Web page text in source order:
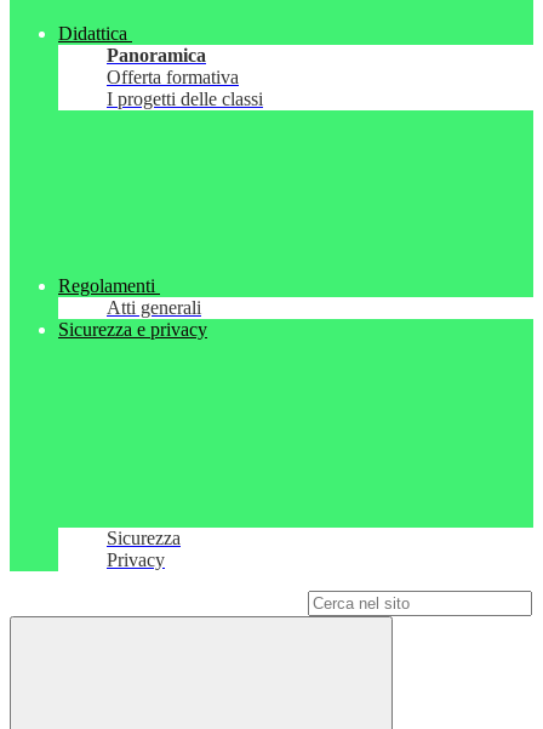
Didattica
Panoramica
Offerta formativa
I progetti delle classi
Regolamenti
Atti generali
Sicurezza e privacy
Sicurezza
Privacy